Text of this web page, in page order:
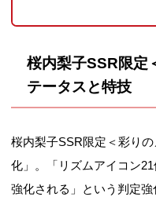
桜内梨子SSR限定
テータスと特技
桜内梨子SSR限定＜彩り
化」。「リズムアイコン
強化される」という判定強